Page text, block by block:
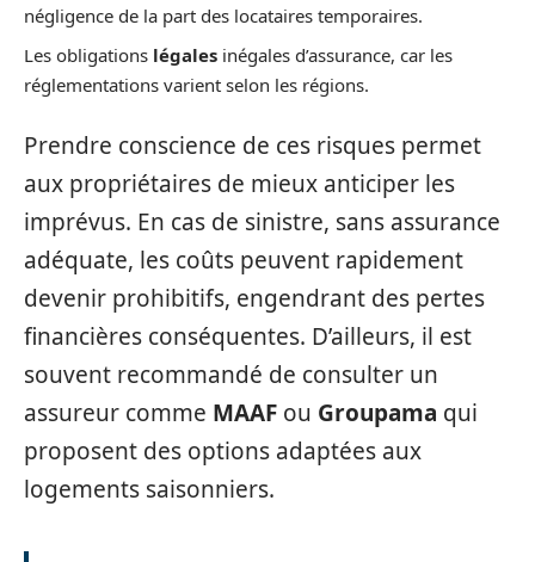
négligence de la part des locataires temporaires.
Les obligations légales inégales d’assurance, car les
réglementations varient selon les régions.
Prendre conscience de ces risques permet
aux propriétaires de mieux anticiper les
imprévus. En cas de sinistre, sans assurance
adéquate, les coûts peuvent rapidement
devenir prohibitifs, engendrant des pertes
financières conséquentes. D’ailleurs, il est
souvent recommandé de consulter un
assureur comme MAAF ou Groupama qui
proposent des options adaptées aux
logements saisonniers.